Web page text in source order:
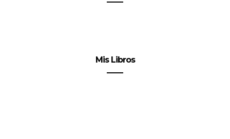
Mis Libros